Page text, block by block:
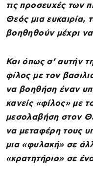
τις προσευχές των
Θεός μια ευκαιρία,
βοηθηθούν μέχρι
Και όπως σ’ αυτήν
φίλος με τον
να βοηθήση έναν
κανείς «φίλος» με
μεσολαβήση στον
να μεταφέρη τους
μια «φυλακή» σε
«κρατητήριο» σε